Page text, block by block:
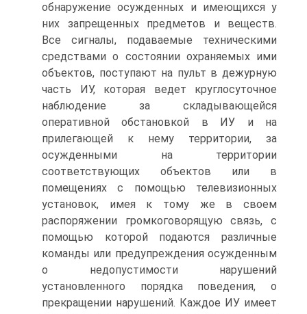
обнаружение осужденных и имеющихся у
них запрещенных предметов и веществ.
Все сигналы, подаваемые техническими
средствами о состоянии охраняемых ими
объектов, поступают на пульт в дежурную
часть ИУ, которая ведет круглосуточное
наблюдение за складывающейся
оперативной обстановкой в ИУ и на
прилегающей к нему территории, за
осужденными на территории
соответствующих объектов или в
помещениях с помощью телевизионных
установок, имея к тому же в своем
распоряжении громкоговорящую связь, с
помощью которой подаются различные
команды или предупреждения осужденным
о недопустимости нарушений
установленного порядка поведения, о
прекращении нарушений. Каждое ИУ имеет